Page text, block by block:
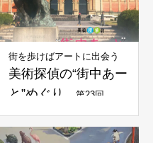
街を歩けばアートに出会う
美術探偵の“街中あー
と”めぐり
第23回